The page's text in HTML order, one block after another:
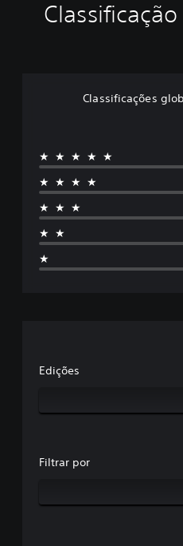
Classificações
★★★★★
★★★★
★★★
★★
★
Edições
Filtrar por